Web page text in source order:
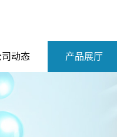
司动态 产品展厅